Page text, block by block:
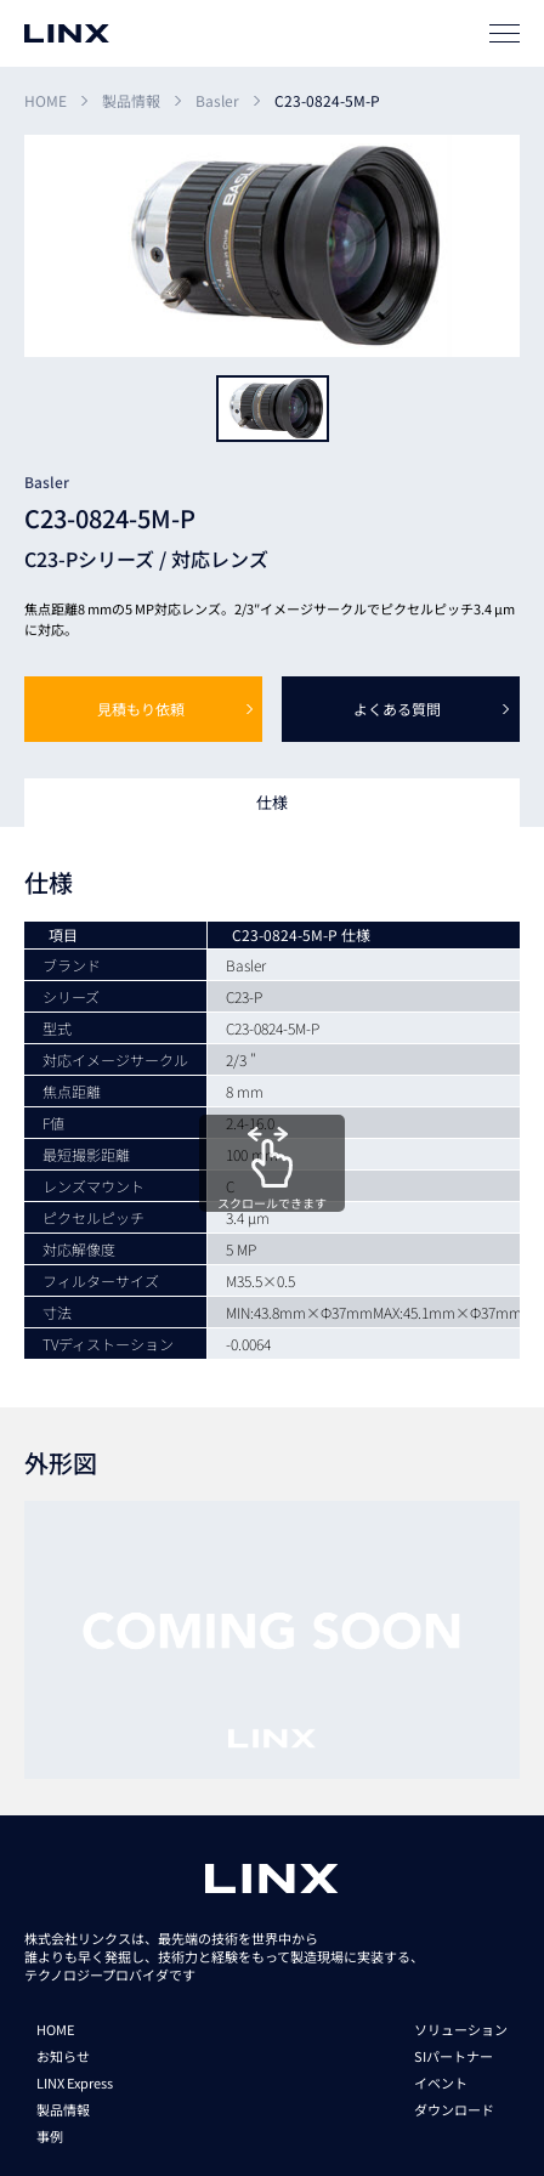
SIパートナー
EN
HOME 製品情報 Basler C23-0824-5M-P
Basler
C23-0824-5M-P
C23-Pシリーズ /対応レンズ
焦点距離8 mmの5 MP対応レンズ。2/3″イメージサークルでピクセルピッチ3.4 μm
に対応。
見積もり依頼 よくある質問
仕様
仕様
項目
C23-0824-5M-P 仕様
ブランド
Basler
シリーズ
C23-P
型式
C23-0824-5M-P
対応イメージサークル
2/3 "
焦点距離
8 mm
F値
2.4-16.0
最短撮影距離
100 mm
レンズマウント
C
ピクセルピッチ
3.4 µm
対応解像度
5 MP
フィルターサイズ
M35.5×0.5
寸法
MIN:43.8mm×Φ37mmMAX:45.1mm×Φ37mm
TVディストーション
-0.0064
スクロールできます
外形図
株式会社リンクスは、最先端の技術を世界中から
誰よりも早く発掘し、技術力と経験をもって製造現場に実装する、
テクノロジープロバイダです
HOME
お知らせ
LINX Express
製品情報
事例
ソリューション
SIパートナー
イベント
ダウンロード